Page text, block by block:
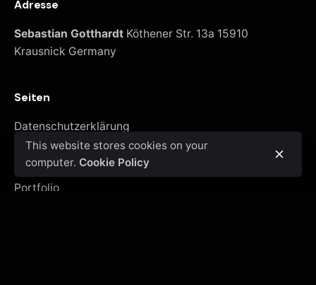
Adresse
Sebastian Gotthardt Köthener Str. 13a 15910
Krausnick Germany
Seiten
Datenschutzerklärung
Home
Kontakt
Portfolio
This website stores cookies on your
computer. Cookie Policy